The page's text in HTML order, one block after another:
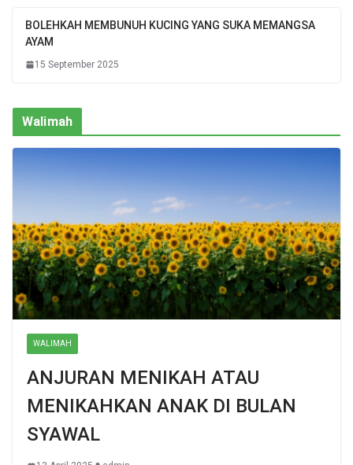
BOLEHKAH MEMBUNUH KUCING YANG SUKA MEMANGSA
AYAM
15 September 2025
Walimah
WALIMAH
ANJURAN MENIKAH ATAU
MENIKAHKAN ANAK DI BULAN
SYAWAL